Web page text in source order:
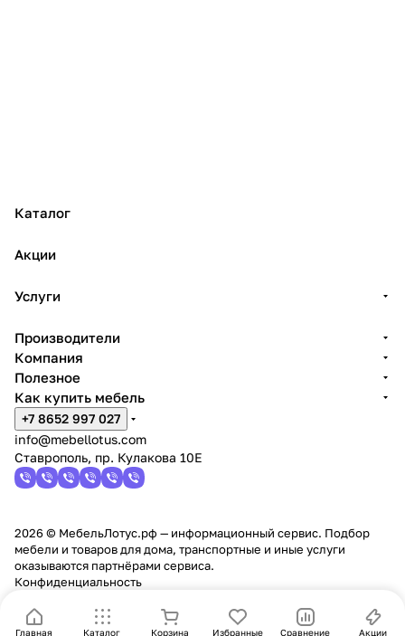
Главная Каталог Корзина Избранные Сравнение Акции
Каталог
Акции
Услуги
Производители
Компания
Полезное
Как купить мебель
+7 8652 997 027
info@mebellotus.com
Ставрополь, пр. Кулакова 10Е
2026 © МебельЛотус.рф — информационный сервис. Подбор
мебели и товаров для дома, транспортные и иные услуги
оказываются партнёрами сервиса.
Конфиденциальность